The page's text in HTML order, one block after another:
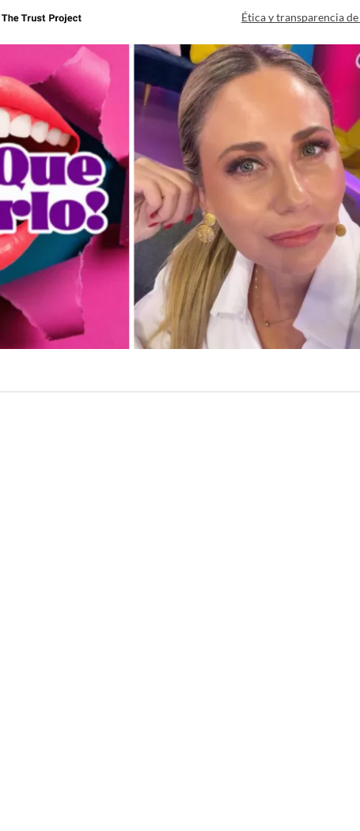
Ética y transparencia